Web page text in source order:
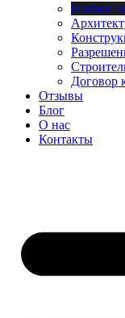
Полное
Договор
Отзывы
Блог
О нас
Контакты